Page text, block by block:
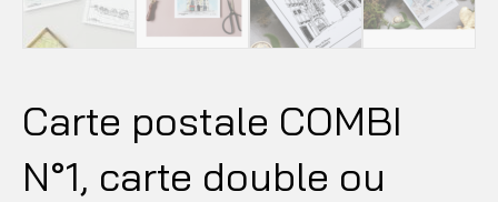
Carte postale COMBI
N°1, carte double ou